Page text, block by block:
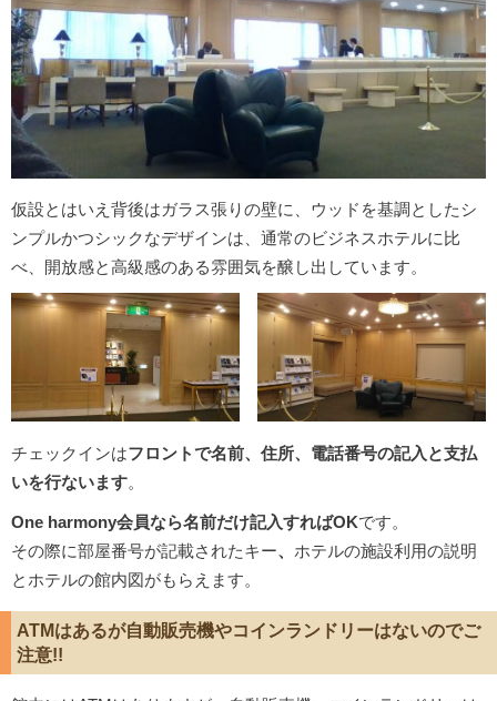
仮設とはいえ背後はガラス張りの壁に、ウッドを基調としたシ
ンプルかつシックなデザインは、通常のビジネスホテルに比
べ、開放感と高級感のある雰囲気を醸し出しています。
チェックインはフロントで名前、住所、電話番号の記入と支払
いを行ないます。
One harmony会員なら名前だけ記入すればOKです。
その際に部屋番号が記載されたキー、 ホテルの施設利用の説明
とホテルの館内図がもらえます。
ATMはあるが自動販売機やコインランドリーはないのでご
注意!!